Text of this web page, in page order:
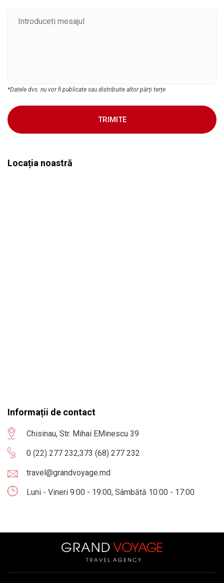
*Datele dvs. nu vor fi publicate sau distribuite altor părți terțe
TRIMITE
Locația noastră
Informații de contact
Chisinau, Str. Mihai EMinescu 39
0 (22) 277 232;373 (68) 277 232
travel@grandvoyage.md
Luni - Vineri 9:00 - 19:00, Sâmbătă 10:00 - 17:00